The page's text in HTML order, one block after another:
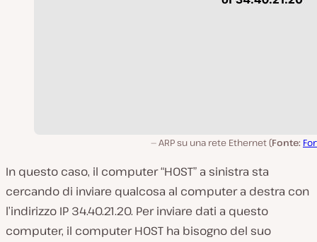
ARP su una rete Ethernet (Fonte:
In questo caso, il computer “HOST” a sinistra sta
cercando di inviare qualcosa al computer a destra con
l’indirizzo IP 34.40.21.20. Per inviare dati a questo
computer, il computer HOST ha bisogno del suo